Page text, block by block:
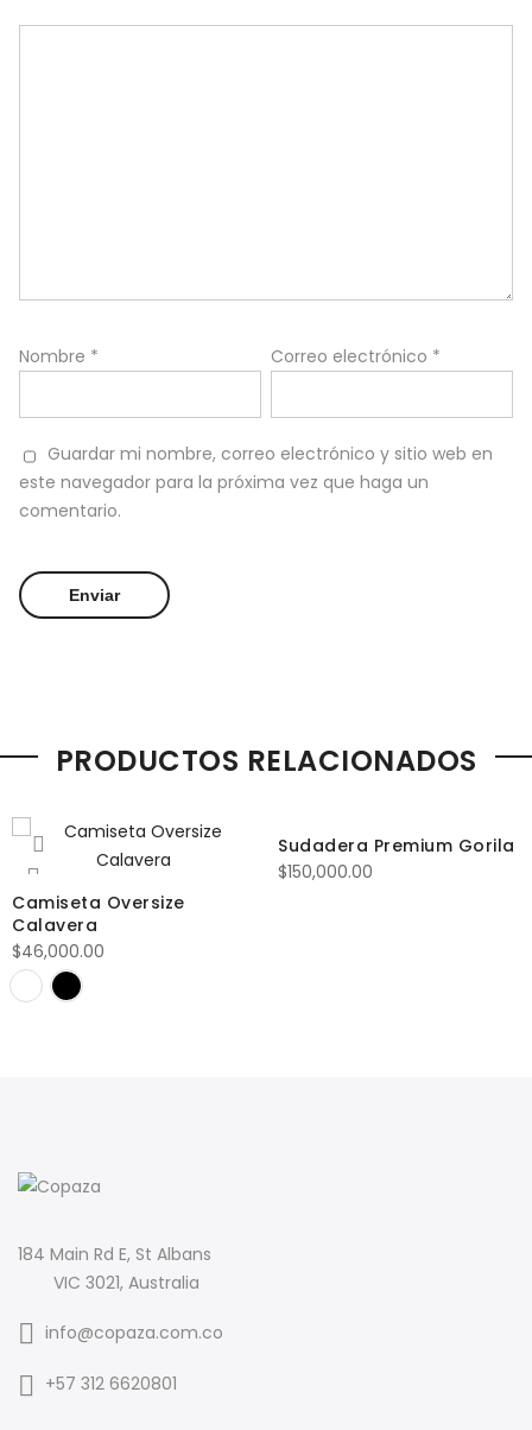
Nombre * Correo electrónico *
Guardar mi nombre, correo electrónico y sitio web en
este navegador para la próxima vez que haga un
comentario.
PRODUCTOS RELACIONADOS
Camiseta Oversize
Calavera
$46,000.00
Sudadera Premium Gorila
$150,000.00
184 Main Rd E, St Albans
VIC 3021, Australia
info@copaza.com.co
‪+57 312 6620801‬